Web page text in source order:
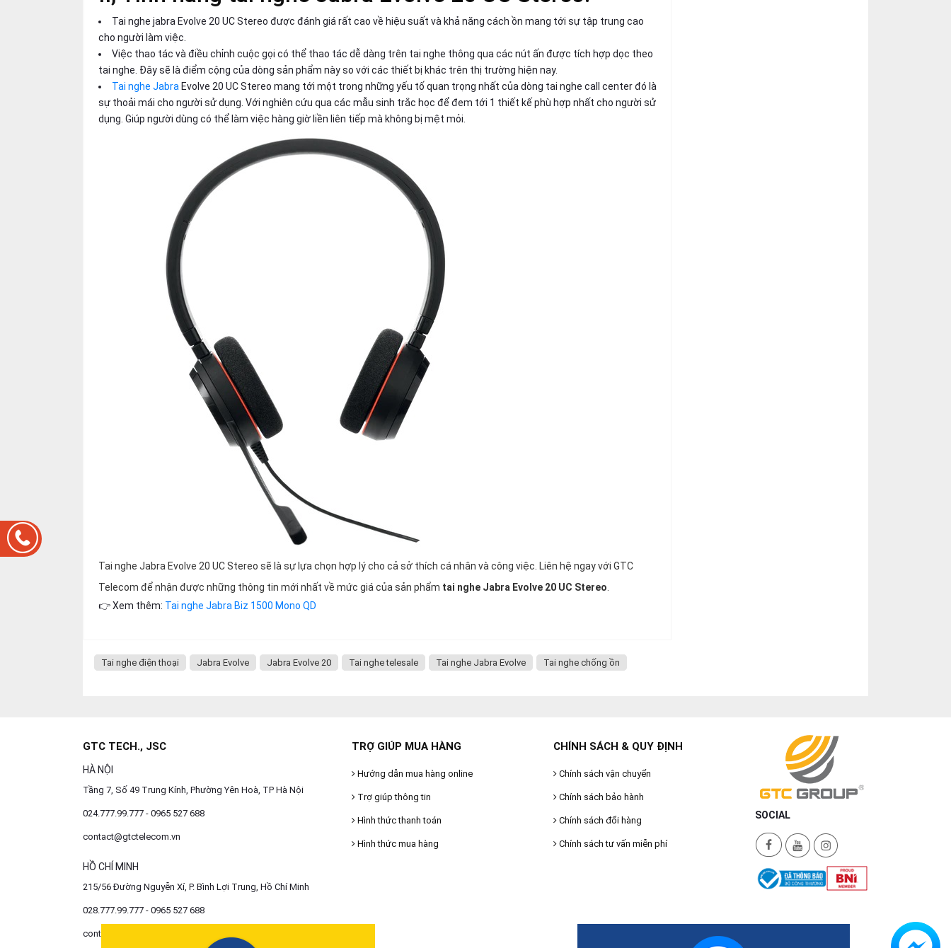
Tai nghe jabra Evolve 20 UC Stereo được đánh giá rất cao về hiệu suất và khả năng cách ồn mang tới sự tập trung cao
cho người làm việc.
Việc thao tác và điều chỉnh cuộc gọi có thể thao tác dễ dàng trên tai nghe thông qua các nút ấn được tích hợp dọc theo
tai nghe. Đây sẽ là điểm cộng của dòng sản phẩm này so với các thiết bị khác trên thị trường hiện nay.
Tai nghe Jabra Evolve 20 UC Stereo mang tới một trong những yếu tố quan trọng nhất của dòng tai nghe call center đó là
sự thoải mái cho người sử dụng. Với nghiên cứu qua các mẫu sinh trắc học để đem tới 1 thiết kế phù hợp nhất cho người sử
dụng. Giúp người dùng có thể làm việc hàng giờ liền liên tiếp mà không bị mệt mỏi.
Tai nghe Jabra Evolve 20 UC Stereo sẽ là sự lựa chọn hợp lý cho cả sở thích cá nhân và công việc. Liên hệ ngay với GTC
Telecom để nhận được những thông tin mới nhất về mức giá của sản phẩm tai nghe Jabra Evolve 20 UC Stereo
👉 Xem thêm: Tai nghe Jabra Biz 1500 Mono QD
Tai nghe điện thoại Jabra Evolve Jabra Evolve 20 Tai nghe telesale Tai nghe Jabra Evolve Tai nghe chống ồn
GTC TECH., JSC
HÀ NỘI
Tầng 7, Số 49 Trung Kính, Phường Yên Hoà, TP Hà Nội
024.777.99.777 - 0965 527 688
contact@gtctelecom.vn
HỒ CHÍ MINH
215/56 Đường Nguyễn Xí, P. Bình Lợi Trung, Hồ Chí Minh
028.777.99.777 - 0965 527 688
contact@gtctelecom.vn
TRỢ GIÚP MUA HÀNG
Hướng dẫn mua hàng online
Trợ giúp thông tin
Hình thức thanh toán
Hình thức mua hàng
CHÍNH SÁCH & QUY ĐỊNH
Chính sách vận chuyển
Chính sách bảo hành
Chính sách đổi hàng
Chính sách tư vấn miễn phí
SOCIAL